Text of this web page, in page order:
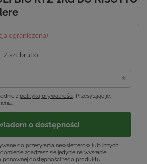
ograniczona)
/ szt. brutto
z polityką prywatności. Przesyłając je,
o dostępności
do przesyłania newsletterów lub innych
zgadzasz się jedynie na wysłanie
ponownej dostępności tego produktu.